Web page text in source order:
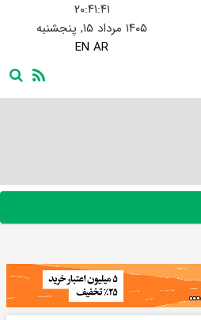
۲۰:۴۱:۴۲
۱۴۰۵ مرداد ۱۵, پنجشنبه
EN AR